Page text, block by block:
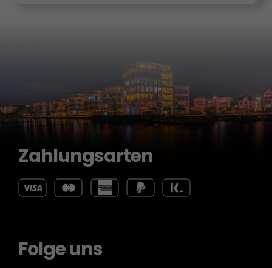
Zahlungsarten
Folge uns